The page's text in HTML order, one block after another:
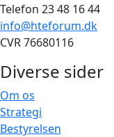
Telefon 23 48 16 44
info@hteforum.dk
CVR 76680116
Diverse sider
Om os
Strategi
Bestyrelsen